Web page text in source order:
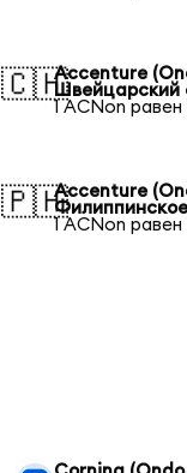
🇨🇭Accenture
Швейцарский
1 ACNon равен
🇵🇭Accenture
1 ACNon